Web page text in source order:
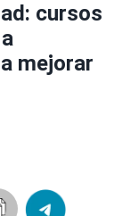
cursos
mejorar